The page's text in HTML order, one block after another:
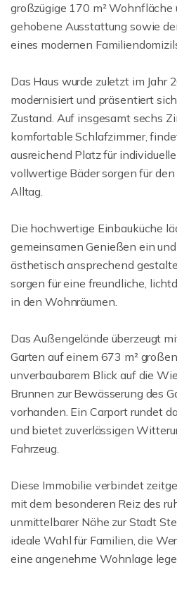
großzügige 170 m² Wohnfläche
gehobene Ausstattung sowie
eines modernen
Das Haus wurde zuletzt im Jahr
modernisiert und präsentiert
Zustand. Auf insgesamt sechs
komfortable Schlafzimmer,
ausreichend Platz für
vollwertige Bäder sorgen für
Alltag.
Die hochwertige Einbauküche
gemeinsamen Genießen ein
ästhetisch ansprechend
sorgen für eine freundliche,
in den Wohnräumen.
Das Außengelände überzeugt
Garten auf einem 673 m²
unverbaubarem Blick auf die
Brunnen zur Bewässerung des
vorhanden. Ein Carport rundet
und bietet zuverlässigen
Fahrzeug.
Diese Immobilie verbindet
mit dem besonderen Reiz des
unmittelbarer Nähe zur Stadt
ideale Wahl für Familien, die
eine angenehme Wohnlage